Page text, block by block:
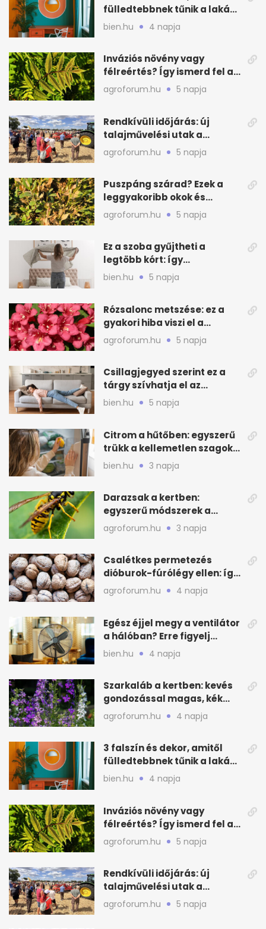
fülledtebbnek tűnik a lakás
nyáron
bien.hu 4 napja
Inváziós növény vagy
félreértés? Így ismerd fel a
valódi kockázatot
agroforum.hu 5 napja
Rendkívüli időjárás: új
talajművelési utak a
gazdáknak
agroforum.hu 5 napja
Puszpáng szárad? Ezek a
leggyakoribb okok és
teendők
agroforum.hu 5 napja
Ez a szoba gyűjtheti a
legtöbb kórt: így
mélytisztítsd otthon
bien.hu 5 napja
Rózsalonc metszése: ez a
gyakori hiba viszi el a
virágzást
agroforum.hu 5 napja
Csillagjegyed szerint ez a
tárgy szívhatja el az
otthonod energiáját
bien.hu 5 napja
Citrom a hűtőben: egyszerű
trükk a kellemetlen szagok
ellen
bien.hu 3 napja
Darazsak a kertben:
egyszerű módszerek a
távoltartásukra nyáron
agroforum.hu 3 napja
Csalétkes permetezés
dióburok-fúrólégy ellen: így
csináld a kertben
agroforum.hu 4 napja
Egész éjjel megy a ventilátor
a hálóban? Erre figyelj
alvásnál nyáron
bien.hu 4 napja
Szarkaláb a kertben: kevés
gondozással magas, kék
virágfalat ad
agroforum.hu 4 napja
3 falszín és dekor, amitől
fülledtebbnek tűnik a lakás
nyáron
bien.hu 4 napja
Inváziós növény vagy
félreértés? Így ismerd fel a
valódi kockázatot
agroforum.hu 5 napja
Rendkívüli időjárás: új
talajművelési utak a
gazdáknak
agroforum.hu 5 napja